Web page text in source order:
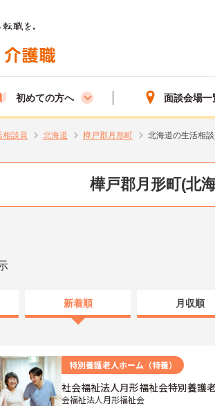
初めての方へ 面談会場一
相談員 北海道 樺戸郡月形町 北海道の生活相
樺戸郡月形町(北
新着順 月収順
特別養護老人ホーム（特養）
社会福祉法人月形福祉会特別養
会福祉法人月形福祉会